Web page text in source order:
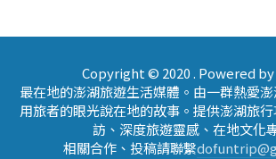
Copyright © 2020 . Powered by
最在地的澎湖旅遊生活媒體。由一群熱愛澎
用旅者的眼光說在地的故事。提供澎湖旅
訪、深度旅遊靈感、在地文化
相關合作、投稿請聯繫